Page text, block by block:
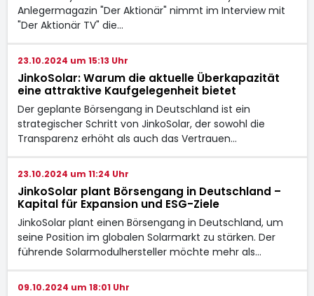
Anlegermagazin "Der Aktionär" nimmt im Interview mit
"Der Aktionär TV" die…
23.10.2024 um 15:13 Uhr
JinkoSolar: Warum die aktuelle Überkapazität
eine attraktive Kaufgelegenheit bietet
Der geplante Börsengang in Deutschland ist ein
strategischer Schritt von JinkoSolar, der sowohl die
Transparenz erhöht als auch das Vertrauen…
23.10.2024 um 11:24 Uhr
JinkoSolar plant Börsengang in Deutschland –
Kapital für Expansion und ESG-Ziele
JinkoSolar plant einen Börsengang in Deutschland, um
seine Position im globalen Solarmarkt zu stärken. Der
führende Solarmodulhersteller möchte mehr als…
09.10.2024 um 18:01 Uhr